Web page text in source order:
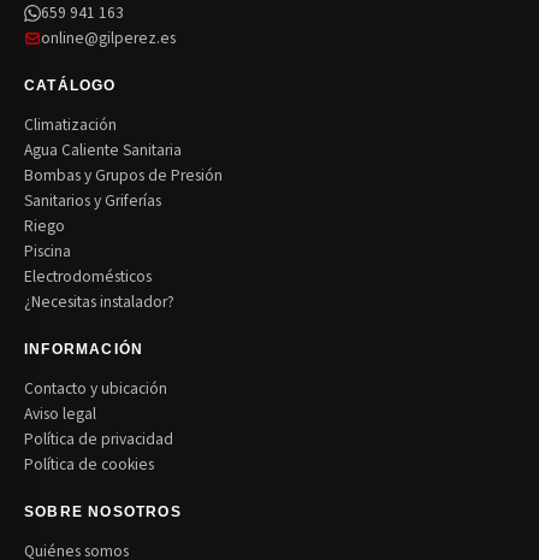
659 941 163
online@gilperez.es
CATÁLOGO
Climatización
Agua Caliente Sanitaria
Bombas y Grupos de Presión
Sanitarios y Griferías
Riego
Piscina
Electrodomésticos
¿Necesitas instalador?
INFORMACIÓN
Contacto y ubicación
Aviso legal
Política de privacidad
Política de cookies
SOBRE NOSOTROS
Quiénes somos